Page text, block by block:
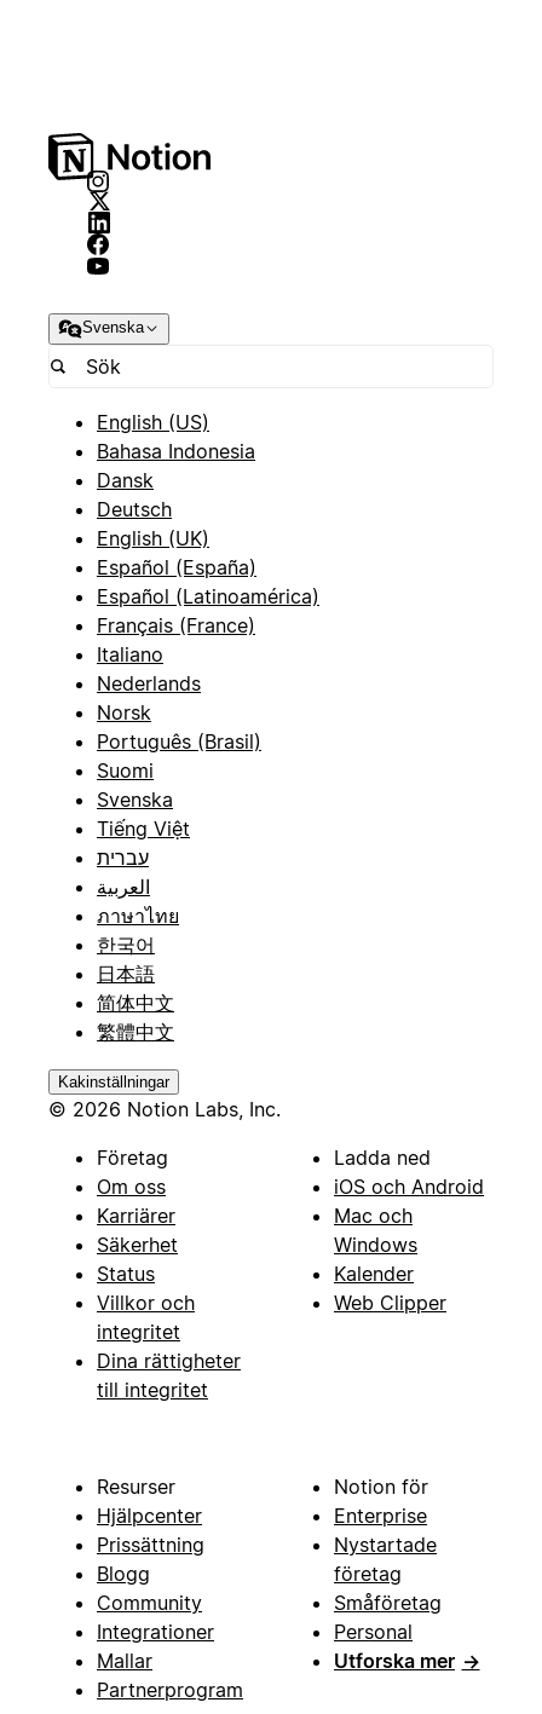
Svenska
English (US)
Bahasa Indonesia
Dansk
Deutsch
English (UK)
Español (España)
Español (Latinoamérica)
Français (France)
Italiano
Nederlands
Norsk
Português (Brasil)
Suomi
Svenska
Tiếng Việt
עברית
العربية
ภาษาไทย
한국어
日本語
简体中文
繁體中文
Kakinställningar
© 2026 Notion Labs, Inc.
Företag
Om oss
Karriärer
Säkerhet
Status
Villkor och
integritet
Dina rättigheter
till integritet
Ladda ned
iOS och Android
Mac och
Windows
Kalender
Web Clipper
Resurser
Hjälpcenter
Prissättning
Blogg
Community
Integrationer
Mallar
Partnerprogram
Notion för
Enterprise
Nystartade
företag
Småföretag
Personal
Utforska mer →